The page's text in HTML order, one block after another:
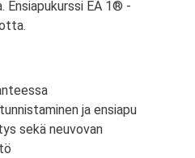
Ensiapukurssi EA 1® -
ja ensiapu
sekä neuvovan